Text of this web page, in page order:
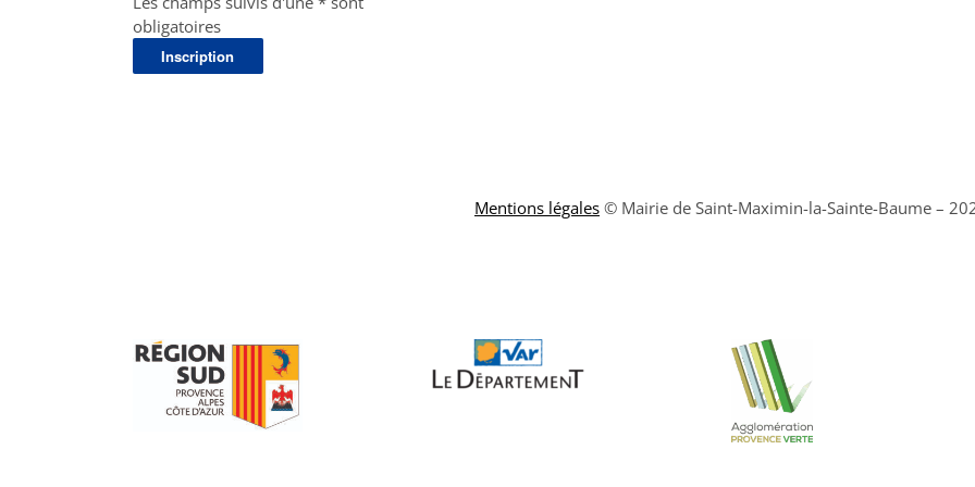
obligatoires
Mentions légales © Mairie de Saint-Maximin-la-Sainte-Baume –